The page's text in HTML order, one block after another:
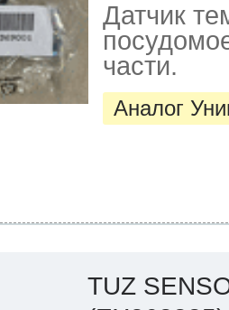
Датчик
части.
Аналог
TUZ